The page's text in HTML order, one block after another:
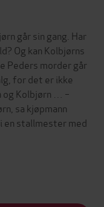
går sin gang. Har
Og kan Kolbjørns
Peders morder går
for det er ikke
og Kolbjørn … –
sa kjøpmann
en stallmester med